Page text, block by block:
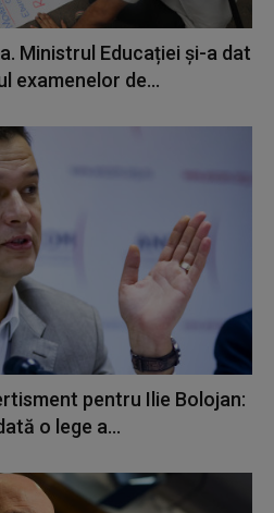
Ministrul Educației și-a dat
examenelor de...
pentru Ilie Bolojan:
o lege a...